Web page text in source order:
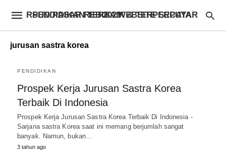
RSUD PASAR REBO – WEBSITE SEPUTAR PENDIDIKAN TERBAIK & TERPERCAYA 2023
jurusan sastra korea
PENDIDIKAN
Prospek Kerja Jurusan Sastra Korea
Terbaik Di Indonesia
Prospek Kerja Jurusan Sastra Korea Terbaik Di Indonesia -
Sarjana sastra Korea saat ini memang berjumlah sangat
banyak. Namun, bukan…
3 tahun ago